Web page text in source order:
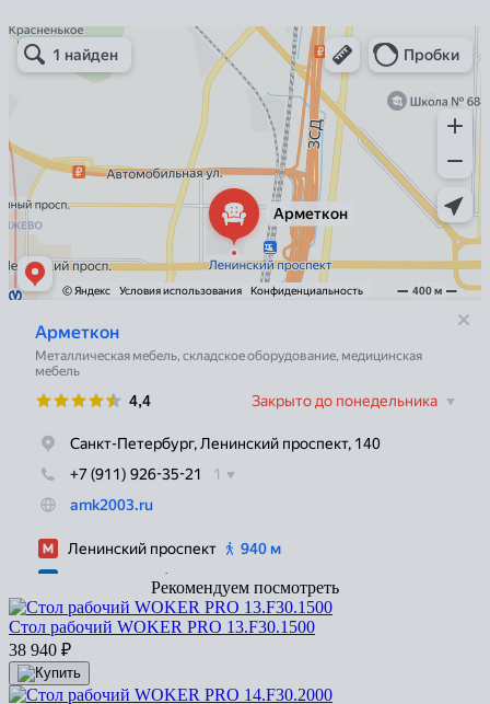
Арметкон
Металлическая мебель в Санкт‑Петербурге
Торговое оборудование в Санкт‑Петербурге
Рекомендуем посмотреть
Стол рабочий WOKER PRO 13.F30.1500
38 940 ₽